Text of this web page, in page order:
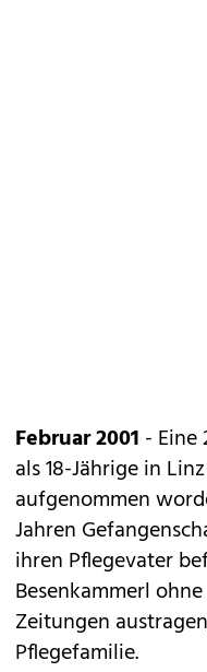
Februar 2001 -
als 18-Jährige in
aufgenommen
Jahren
ihren Pflegevater
Besenkammerl
Zeitungen
Pflegefamilie.